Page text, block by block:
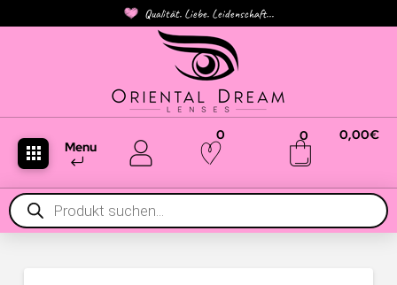
Qualität. Liebe. Leidenschaft...
Menu
0 0 0,00€
Products
search